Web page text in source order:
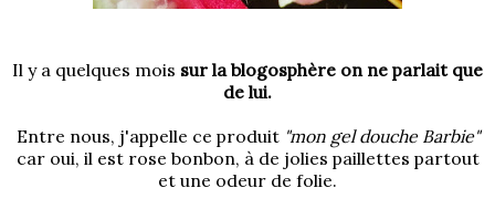
Il y a quelques mois sur la blogosphère on ne parlait que
de lui.
Entre nous, j'appelle ce produit "mon gel douche Barbie"
car oui, il est rose bonbon, à de jolies paillettes partout
et une odeur de folie.